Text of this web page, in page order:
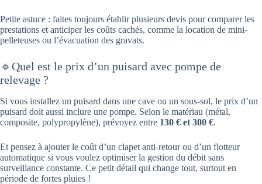
Petite astuce : faites toujours établir plusieurs devis pour comparer les
prestations et anticiper les coûts cachés, comme la location de mini-
pelleteuses ou l’évacuation des gravats.
🔹Quel est le prix d’un puisard avec pompe de
relevage ?
Si vous installez un puisard dans une cave ou un sous-sol, le prix d’un
puisard doit aussi inclure une pompe. Selon le matériau (métal,
composite, polypropylène), prévoyez entre 130 € et 300 €.
Et pensez à ajouter le coût d’un clapet anti-retour ou d’un flotteur
automatique si vous voulez optimiser la gestion du débit sans
surveillance constante. Ce petit détail qui change tout, surtout en
période de fortes pluies !